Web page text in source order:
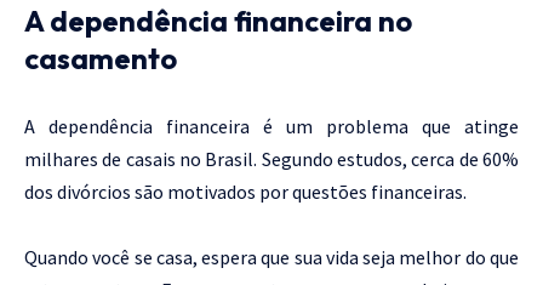
A dependência financeira no
casamento
A dependência financeira é um problema que atinge
milhares de casais no Brasil. Segundo estudos, cerca de 60%
dos divórcios são motivados por questões financeiras.
Quando você se casa, espera que sua vida seja melhor do que